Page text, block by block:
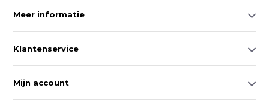
Meer informatie
Klantenservice
Mijn account